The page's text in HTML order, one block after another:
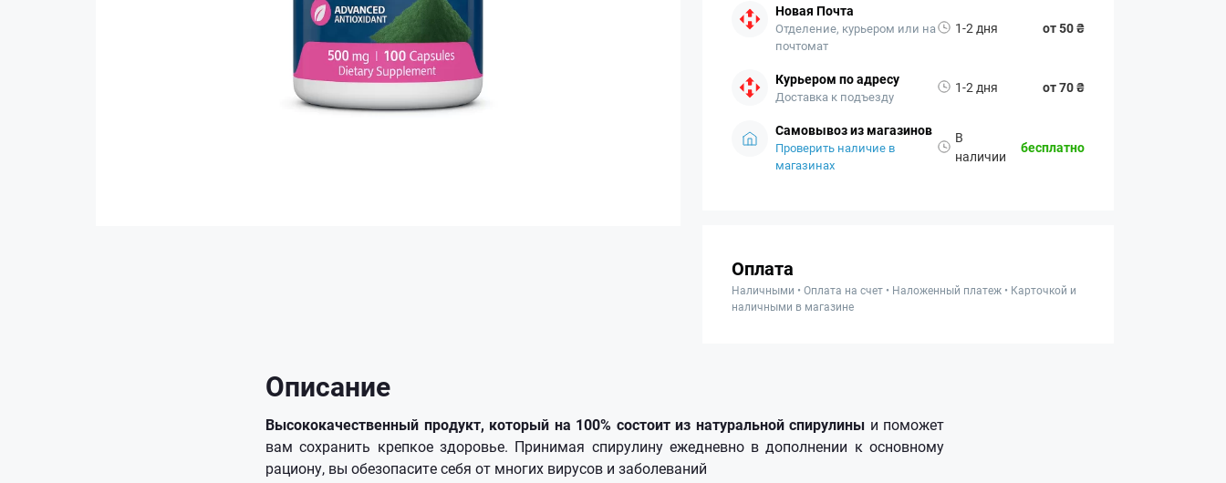
Новая Почта
Отделение, курьером или на
почтомат
1-2 дня от 50 ₴
Курьером по адресу
Доставка к подъезду
1-2 дня от 70 ₴
Самовывоз из магазинов
Проверить наличие в
магазинах
В
наличии
бесплатно
Оплата
Наличными • Оплата на счет • Наложенный платеж • Карточкой и
наличными в магазине
Описание
Высококачественный продукт, который на 100% состоит из натуральной спирулины и поможет
вам сохранить крепкое здоровье. Принимая спирулину ежедневно в дополнении к основному
рациону, вы обезопасите себя от многих вирусов и заболеваний